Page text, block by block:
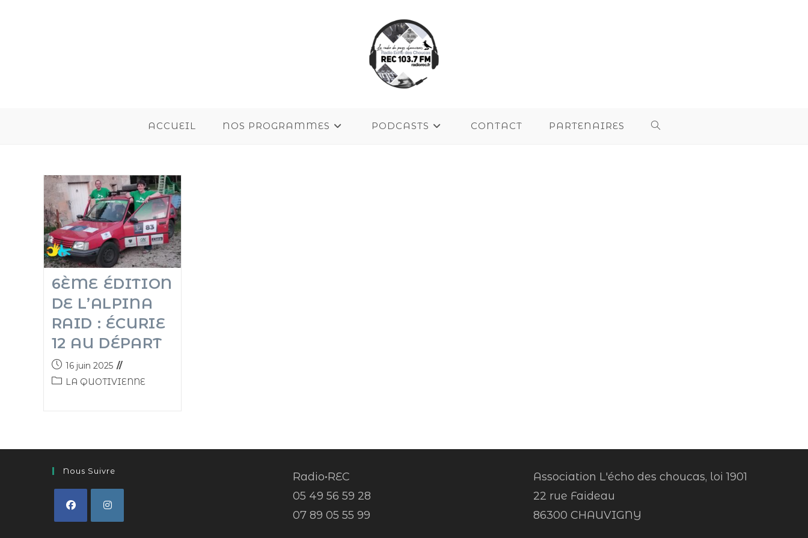
ACCUEIL NOS PROGRAMMES PODCASTS CONTACT PARTENAIRES
6ÈME ÉDITION
DE L’ALPINA
RAID : ÉCURIE
12 AU DÉPART
16 juin 2025
LA QUOTIVIENNE
Nous Suivre
Radio•REC
05 49 56 59 28
07 89 05 55 99
Association L'écho des choucas, loi 1901
22 rue Faideau
86300 CHAUVIGNY